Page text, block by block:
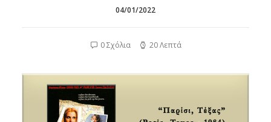
04/01/2022
0 Σχόλια 20 Λεπτά